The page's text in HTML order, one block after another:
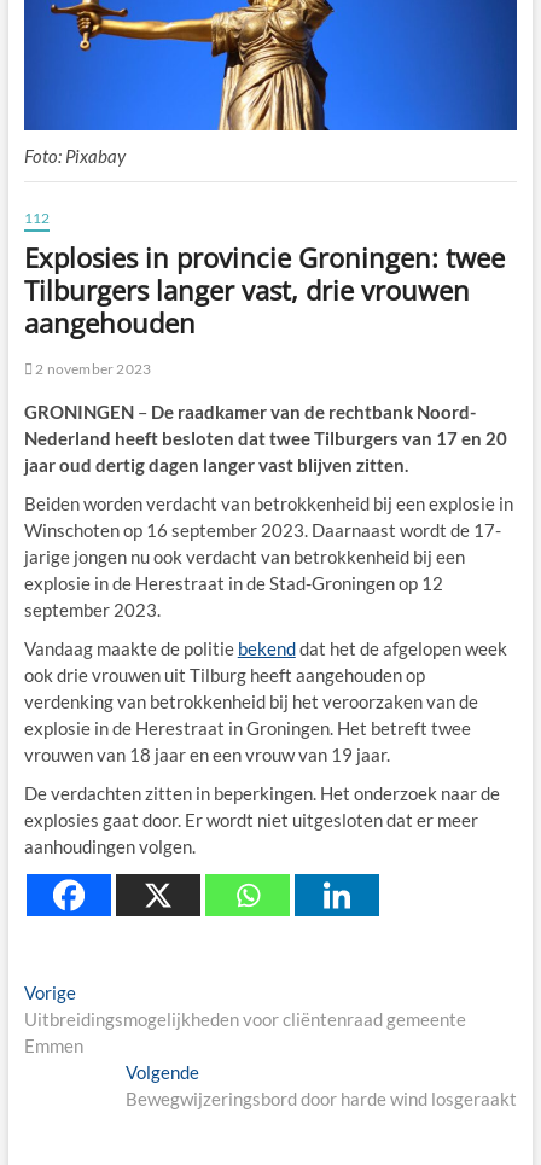
Foto: Pixabay
112
Explosies in provincie Groningen: twee
Tilburgers langer vast, drie vrouwen
aangehouden
2 november 2023
GRONINGEN– De raadkamer van de rechtbank Noord-
Nederland heeft besloten dat twee Tilburgers van 17 en 20
jaar oud dertig dagen langer vast blijven zitten.
Beiden worden verdacht van betrokkenheid bij een explosie in
Winschoten op 16 september 2023. Daarnaast wordt de 17-
jarige jongen nu ook verdacht van betrokkenheid bij een
explosie in de Herestraat in de Stad-Groningen op 12
september 2023.
Vandaag maakte de politie bekenddat het de afgelopen week
ook drie vrouwen uit Tilburg heeft aangehouden op
verdenking van betrokkenheid bij het veroorzaken van de
explosie in de Herestraat in Groningen. Het betreft twee
vrouwen van 18 jaar en een vrouw van 19 jaar.
De verdachten zitten in beperkingen. Het onderzoek naar de
explosies gaat door. Er wordt niet uitgesloten dat er meer
aanhoudingen volgen.
Berichtnavigatie
VorigePrevious
post:
Uitbreidingsmogelijkheden voor cliëntenraad gemeente
Emmen
VolgendeNext
post:
Bewegwijzeringsbord door harde wind losgeraakt